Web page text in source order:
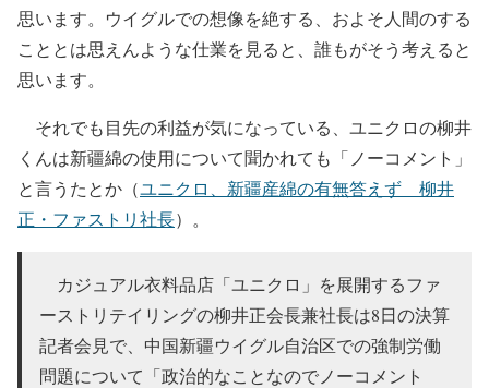
思います。ウイグルでの想像を絶する、およそ人間のする
こととは思えんような仕業を見ると、誰もがそう考えると
思います。
それでも目先の利益が気になっている、ユニクロの柳井
くんは新疆綿の使用について聞かれても「ノーコメント」
と言うたとか（ユニクロ、新疆産綿の有無答えず 柳井
正・ファストリ社長）。
カジュアル衣料品店「ユニクロ」を展開するファ
ーストリテイリングの柳井正会長兼社長は8日の決算
記者会見で、中国新疆ウイグル自治区での強制労働
問題について「政治的なことなのでノーコメント